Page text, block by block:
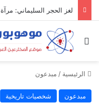
لغز الحجر السليماني:
بحث عن
الرئيسية / مبدعون
مبدعون شخصيات تاريخية